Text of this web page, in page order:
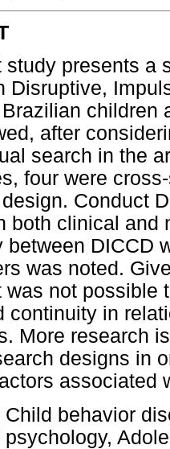
study presents a
Disruptive,
children
after
search in the
four were
Conduct
both clinical and
between DICCD
was noted.
was not possible
continuity in
More research
designs in
associated
Child behavior